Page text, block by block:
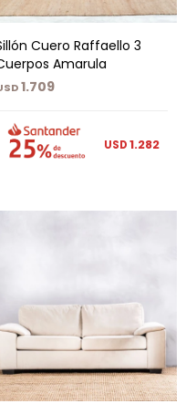
Cuero Raffaello 3
Amarula
1.709
USD1.282